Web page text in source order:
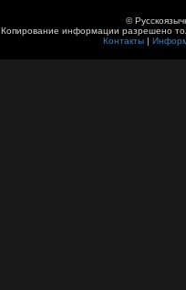
©
Копирование информации разрешено
Контакты|